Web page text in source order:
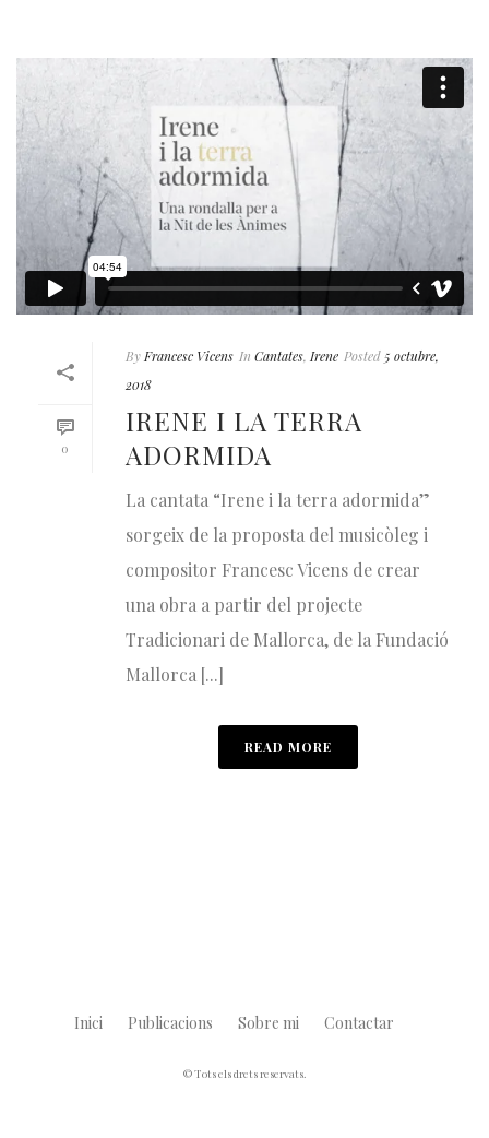
0
By Francesc Vicens In Cantates, Irene Posted5 octubre,
2018
IRENE I LA TERRA
ADORMIDA
La cantata “Irene i la terra adormida”
sorgeix de la proposta del musicòleg i
compositor Francesc Vicens de crear
una obra a partir del projecte
Tradicionari de Mallorca, de la Fundació
Mallorca [...]
READ MORE
Inici Publicacions Sobre mi Contactar
© Tots els drets reservats.